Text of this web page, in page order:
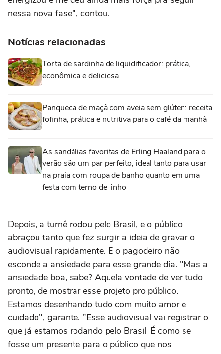
nessa nova fase", contou.
Notícias relacionadas
Torta de sardinha de liquidificador: prática,
econômica e deliciosa
Panqueca de maçã com aveia sem glúten: receita
fofinha, prática e nutritiva para o café da manhã
As sandálias favoritas de Erling Haaland para o
verão são um par perfeito, ideal tanto para usar
na praia com roupa de banho quanto em uma
festa com terno de linho
Depois, a turnê rodou pelo Brasil, e o público
abraçou tanto que fez surgir a ideia de gravar o
audiovisual rapidamente. E o pagodeiro não
esconde a ansiedade para esse grande dia. "Mas a
ansiedade boa, sabe? Aquela vontade de ver tudo
pronto, de mostrar esse projeto pro público.
Estamos desenhando tudo com muito amor e
cuidado", garante. "Esse audiovisual vai registrar o
que já estamos rodando pelo Brasil. É como se
fosse um presente para o público que nos